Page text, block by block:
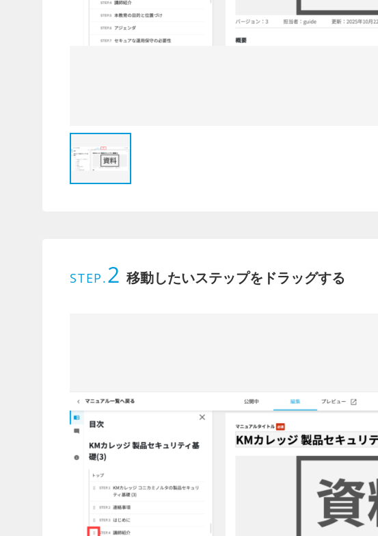
STEP.2 移動したいステップをドラッグする